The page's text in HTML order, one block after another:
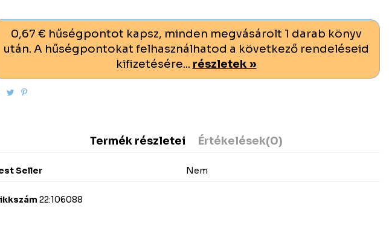
0,67 € hűségpontot kapsz, minden megvásárolt 1 darab könyv
után. A hűségpontokat felhasználhatod a következő rendeléseid
kifizetésére... részletek »
Termék részletei Értékelések(0)
Seller Nem
22:106088